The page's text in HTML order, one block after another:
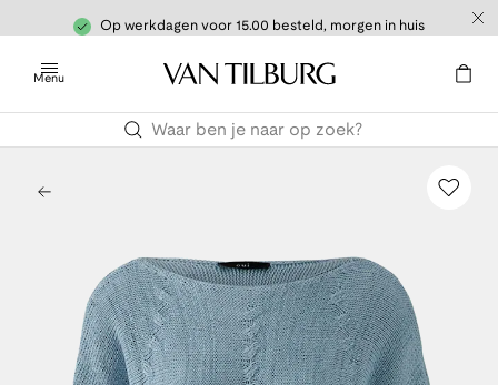
Op werkdagen voor 15.00 besteld, morgen in huis
Menu